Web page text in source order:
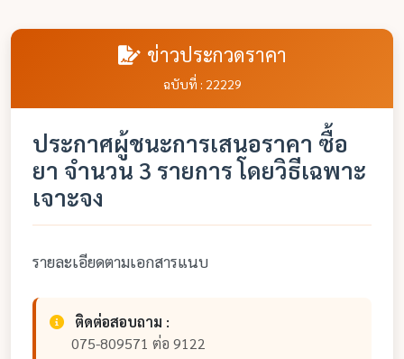
ข่าวประกวดราคา
ฉบับที่ : 22229
ประกาศผู้ชนะการเสนอราคา ซื้อ
ยา จำนวน 3 รายการ โดยวิธีเฉพาะ
เจาะจง
รายละเอียดตามเอกสารแนบ
ติดต่อสอบถาม :
075-809571 ต่อ 9122